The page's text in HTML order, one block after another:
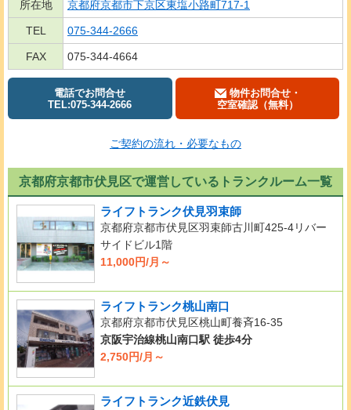
所在地 京都府京都市下京区東塩小路町717-1
TEL 075-344-2666
FAX 075-344-4664
電話でお問合せ
TEL:075-344-2666
物件お問合せ・
空室確認（無料）
ご契約の流れ・必要なもの
京都府京都市伏見区で運営しているトランクルーム一覧
ライフトランク伏見羽束師
京都府京都市伏見区羽束師古川町425-4リバー
サイドビル1階
11,000円/月～
ライフトランク桃山南口
京都府京都市伏見区桃山町養斉16-35
京阪宇治線桃山南口駅 徒歩4分
2,750円/月～
ライフトランク近鉄伏見